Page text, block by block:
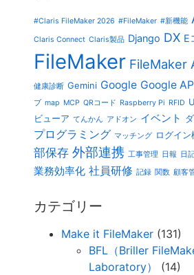
#Claris FileMaker 2026 #FileMaker #新機能
Claris Connect Claris製品 Django DX E
FileMaker FileMaker
健康診断 Gemini Google Google
ブ map MCP QRコード Raspberry Pi RFID
ビューア てんかん アドオン イベント
プログラミング マッチング ログイン
部保存 外部連携 工事管理 日報 日
業務効率化 社員研修 記録 関数 顧客
カテゴリー
Make it FileMaker (131)
BFL（Briller
Laboratory）
(14)